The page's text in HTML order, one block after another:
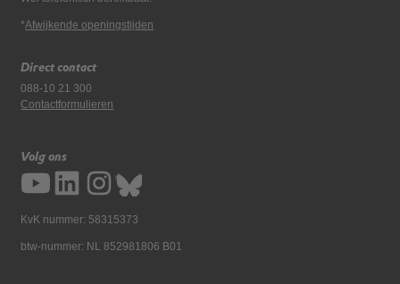
*Afwijkende openingstijden
Direct contact
088-10 21 300
Contactformulieren
Volg ons
KvK nummer: 58315373
btw-nummer: NL 852981806 B01